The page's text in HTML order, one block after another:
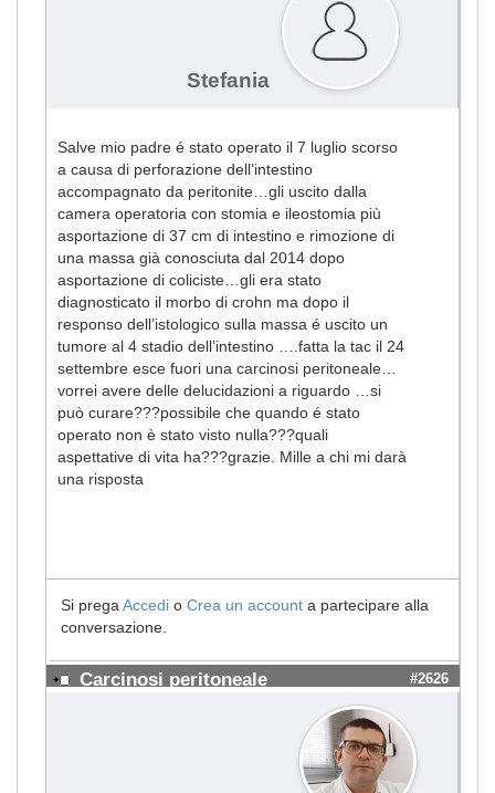
Stefania
Salve mio padre é stato operato il 7 luglio scorso
a causa di perforazione dell’intestino
accompagnato da peritonite…gli uscito dalla
camera operatoria con stomia e ileostomia più
asportazione di 37 cm di intestino e rimozione di
una massa già conosciuta dal 2014 dopo
asportazione di coliciste…gli era stato
diagnosticato il morbo di crohn ma dopo il
responso dell’istologico sulla massa é uscito un
tumore al 4 stadio dell’intestino ….fatta la tac il 24
settembre esce fuori una carcinosi peritoneale…
vorrei avere delle delucidazioni a riguardo …si
può curare???possibile che quando é stato
operato non è stato visto nulla???quali
aspettative di vita ha???grazie. Mille a chi mi darà
una risposta
Si prega Accedi o Crea un account a partecipare alla
conversazione.
Carcinosi peritoneale #2626